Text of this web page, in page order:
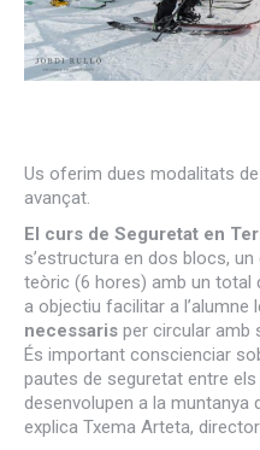
Us oferim dues modalitats
avançat.
El curs de Seguretat en
s’estructura en dos blocs,
teòric (6 hores) amb un
a objectiu facilitar a l’alumne
necessaris per circular amb
És important conscienciar
pautes de seguretat entre
desenvolupen a la muntanya
explica Txema Arteta,